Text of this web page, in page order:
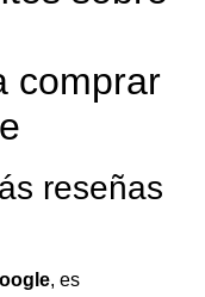
comprar
reseñas
, es